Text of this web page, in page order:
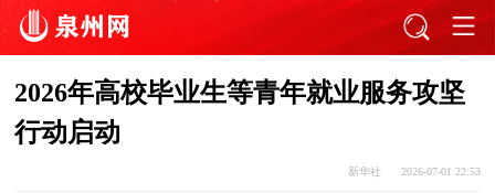
2026年高校毕业生等青年就业服务攻坚
行动启动
新华社 2026-07-01 22:53